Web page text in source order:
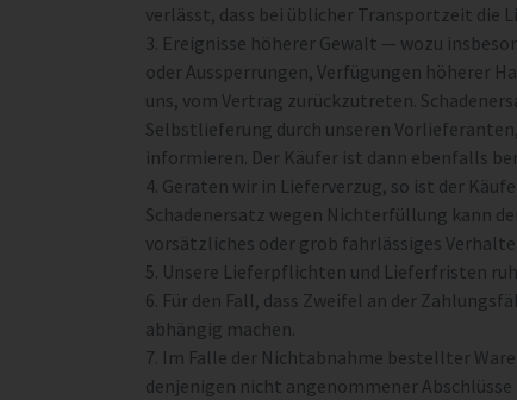
verlässt, dass bei üblicher Transportzeit
3. Ereignisse höherer Gewalt — wozu
oder Aussperrungen, Verfügungen höherer
uns, vom Vertrag zurückzutreten.
Selbstlieferung durch unseren
informieren. Der Käufer ist dann ebenfalls
4. Geraten wir in Lieferverzug, so ist der
Schadenersatz wegen Nichterfüllung kann
vorsätzliches oder grob fahrlässiges
5. Unsere Lieferpflichten und Lieferfristen
6. Für den Fall, dass Zweifel an der
abhängig machen.
7. Im Falle der Nichtabnahme bestellter
denjenigen nicht angenommener